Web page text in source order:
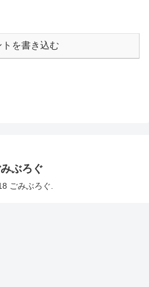
トを書き込む
ぶろぐ
ごみぶろぐ.